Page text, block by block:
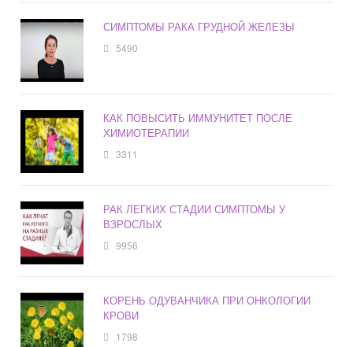
СИМПТОМЫ РАКА ГРУДНОЙ ЖЕЛЕЗЫ
5490
КАК ПОВЫСИТЬ ИММУНИТЕТ ПОСЛЕ
ХИМИОТЕРАПИИ
3311
РАК ЛЕГКИХ СТАДИИ СИМПТОМЫ У
ВЗРОСЛЫХ
9956
КОРЕНЬ ОДУВАНЧИКА ПРИ ОНКОЛОГИИ
КРОВИ
1798